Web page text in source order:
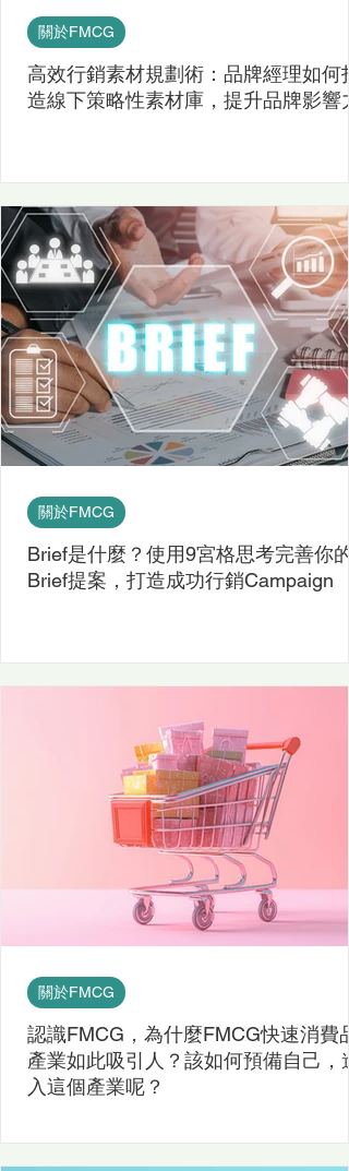
高效行銷素材規劃術：品牌經理如何打
造線下策略性素材庫，提升品牌影響力
關於FMCG
Brief是什麼？使用9宮格思考完善你的
Brief提案，打造成功行銷Campaign
關於FMCG
認識FMCG，為什麼FMCG快速消費品
產業如此吸引人？該如何預備自己，進
入這個產業呢？
關於FMCG